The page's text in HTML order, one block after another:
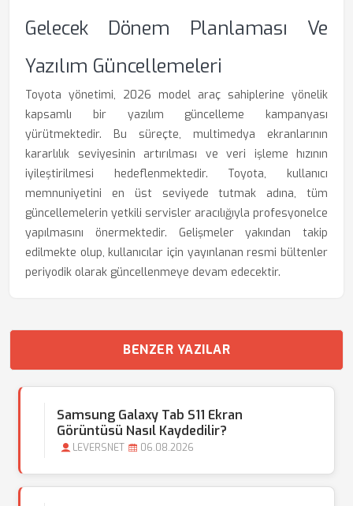
Gelecek Dönem Planlaması Ve
Yazılım Güncellemeleri
Toyota yönetimi, 2026 model araç sahiplerine yönelik
kapsamlı bir yazılım güncelleme kampanyası
yürütmektedir. Bu süreçte, multimedya ekranlarının
kararlılık seviyesinin artırılması ve veri işleme hızının
iyileştirilmesi hedeflenmektedir. Toyota, kullanıcı
memnuniyetini en üst seviyede tutmak adına, tüm
güncellemelerin yetkili servisler aracılığıyla profesyonelce
yapılmasını önermektedir. Gelişmeler yakından takip
edilmekte olup, kullanıcılar için yayınlanan resmi bültenler
periyodik olarak güncellenmeye devam edecektir.
BENZER YAZILAR
Samsung Galaxy Tab S11 Ekran
Görüntüsü Nasıl Kaydedilir?
LEVERSNET 06.08.2026